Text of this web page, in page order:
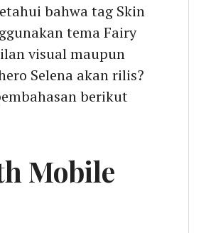
bahwa tag Skin
tema Fairy
visual maupun
Selena akan rilis?
berikut
Mobile